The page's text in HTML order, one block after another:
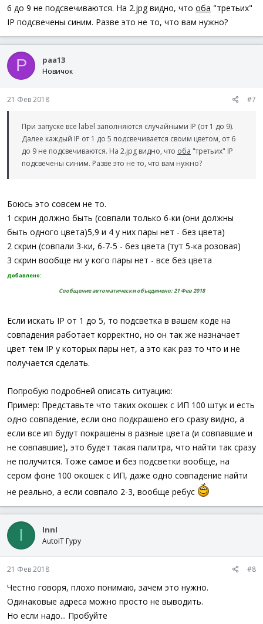
6 до 9 не подсвечиваются. На 2.jpg видно, что оба "третьих"
IP подсвечены синим. Разве это не то, что вам нужно?
P paa13
Новичок
21 Фев 2018 #7
При запуске все label заполняются случайными IP (от 1 до 9).
Далее каждый IP от 1 до 5 подсвечивается своим цветом, от 6
до 9 не подсвечиваются. На 2.jpg видно, что оба "третьих" IP
подсвечены синим. Разве это не то, что вам нужно?
Боюсь это совсем не то.
1 скрин должно быть (совпали только 6-ки (они должны
быть одного цвета)5,9 и 4 у них пары нет - без цвета)
2 скрин (совпали 3-ки, 6-7-5 - без цвета (тут 5-ка розовая)
3 скрин вообще ни у кого пары нет - все без цвета
Добавлено:
Сообщение автоматически объединено: 21 Фев 2018
Если искать IP от 1 до 5, то подсветка в вашем коде на
совпадения работает корректно, но он так же назначает
цвет тем IP у которых пары нет, а это как раз то что и не
получается сделать.
Попробую подробней описать ситуацию:
Пример: Представьте что таких окошек с ИП 100 штук и есть
одно совпадение, если оно подкрашено его сразу видно, а
если все ип будут покрашены в разные цвета (и совпавшие и
не совпавшие), это будет такая палитра, что найти так сразу
не получится. Тоже самое и без подсветки вообще, на
сером фоне 100 окошек с ИП, даже одно совпадение найти
не реально, а если совпало 2-3, вообще ребус
I InnI
AutoIT Гуру
21 Фев 2018 #8
Честно говоря, плохо понимаю, зачем это нужно.
Одинаковые адреса можно просто не выводить.
Но если надо... Пробуйте